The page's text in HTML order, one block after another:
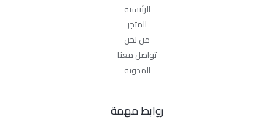
الرئيسية
المتجر
من نحن
تواصل معنا
المدونة
روابط مهمة